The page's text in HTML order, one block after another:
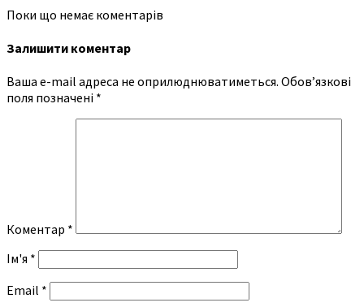
Поки що немає коментарів
Залишити коментар
Ваша e-mail адреса не оприлюднюватиметься. Обов’язкові
поля позначені *
Коментар *
Ім'я *
Email *